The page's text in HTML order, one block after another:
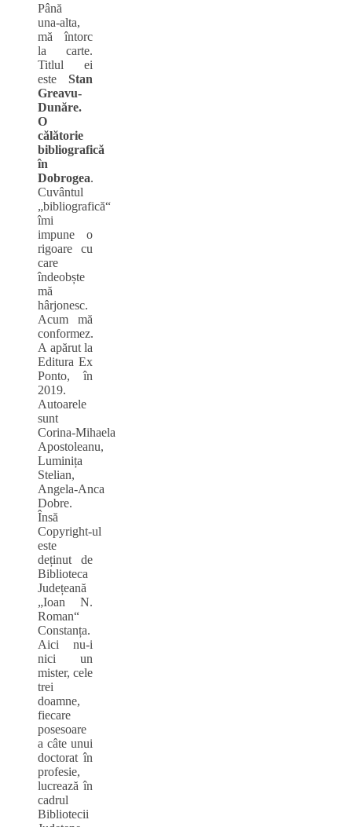
Până
una‑alta,
mă întorc
la carte.
Titlul ei
este Stan
Greavu-
Dunăre.
O
călătorie
bibliografică
în
Dobrogea.
Cuvântul
„bibliografică“
îmi
impune o
rigoare cu
care
îndeobște
mă
hârjonesc.
Acum mă
conformez.
A apărut la
Editura Ex
Ponto, în
2019.
Autoarele
sunt
Corina‑Mihaela
Apostoleanu,
Luminița
Stelian,
Angela‑Anca
Dobre.
Însă
Copyright‑ul
este
deținut de
Biblioteca
Județeană
„Ioan N.
Roman“
Constanța.
Aici nu‑i
nici un
mister, cele
trei
doamne,
fiecare
posesoare
a câte unui
doctorat în
profesie,
lucrează în
cadrul
Bibliotecii